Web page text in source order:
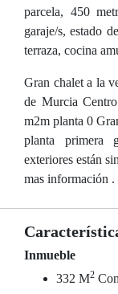
parcela, 450
garaje/s, estado
terraza, cocina
Gran chalet a la
de Murcia
m2m planta 0
planta primera
exteriores están
mas información .
Inmueble
332 M2